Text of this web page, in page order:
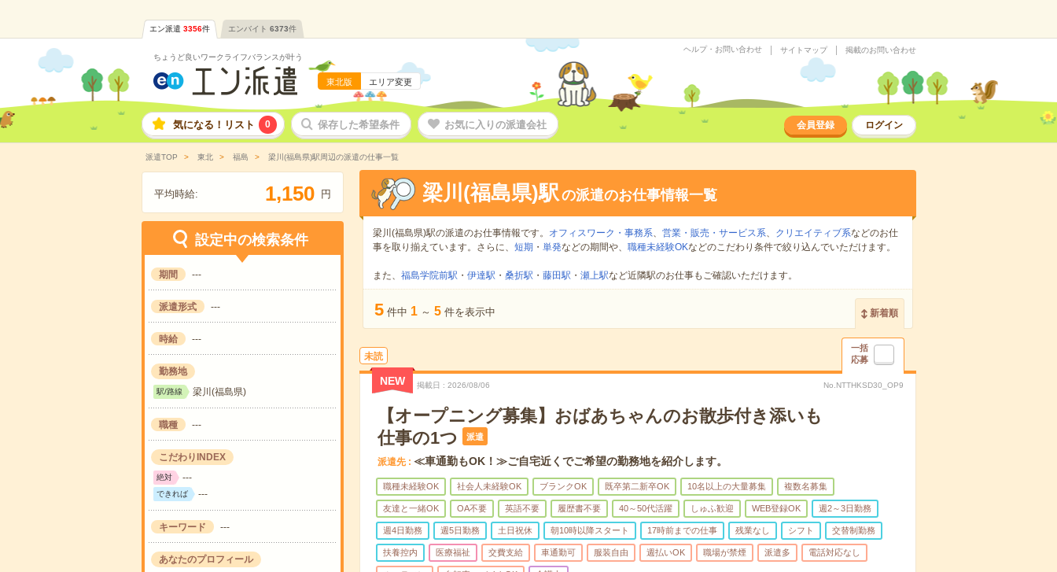
エン派遣 3356件 エンバイト 6373件
ちょうど良いワークライフバランスが叶う
東北版 エリア変更
ヘルプ・お問い合わせ サイトマップ 掲載のお問い合わせ
気になる！リスト 0 保存した希望条件 お気に入りの派遣会社 会員登録 ログイン
派遣TOP 東北 福島 梁川(福島県)駅周辺の派遣の仕事一覧
平均時給: 1,150 円
設定中の検索条件
期間 ---
派遣形式 ---
時給 ---
勤務地
駅/路線 梁川(福島県)
職種 ---
こだわりINDEX
絶対 ---
できれば ---
キーワード ---
あなたのプロフィール
梁川(福島県)駅の派遣のお仕事情報一覧
梁川(福島県)駅の派遣のお仕事情報です。 オフィスワーク・事務系、 営業・販売・サービス系、 クリエイティブ系などのお仕
事を取り揃えています。さらに、 短期 ・ 単発などの期間や、 職種未経験OKなどのこだわり条件で絞り込んでいただけます。
また、 福島学院前駅 ・ 伊達駅 ・ 桑折駅 ・ 藤田駅 ・ 瀬上駅など近隣駅のお仕事もご確認いただけます。
5 件中 1 ～ 5 件を表示中 新着順
未読
一括
応募
NEW 掲載日 2026/08/06 No.NTTHKSD30_OP9
【オープニング募集】おばあちゃんのお散歩付き添いも
仕事の1つ
派遣
派遣先 ≪車通勤もOK！≫ご自宅近くでご希望の勤務地を紹介します。
職種未経験OK 社会人未経験OK ブランクOK 既卒第二新卒OK 10名以上の大量募集 複数名募集
友達と一緒OK OA不要 英語不要 履歴書不要 40～50代活躍 しゅふ歓迎 WEB登録OK 週2～3日勤務
週4日勤務 週5日勤務 土日祝休 朝10時以降スタート 17時前までの仕事 残業なし シフト 交替制勤務
扶養控内 医療福祉 交費支給 車通勤可 服装自由 週払いOK 職場が禁煙 派遣多 電話対応なし